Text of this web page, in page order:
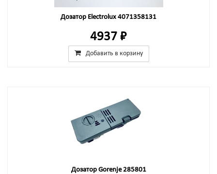
Дозатор Electrolux 4071358131
4937 ₽
Добавить в корзину
Дозатор Gorenje 285801